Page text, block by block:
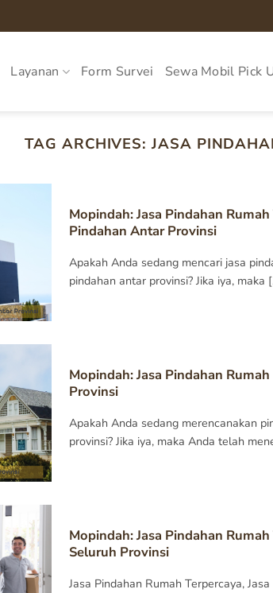
Layanan Form Survei Sewa Mobil Pick
TAG ARCHIVES:JASA
Mopindah: Jasa Pindahan
Pindahan Antar Provinsi
Apakah Anda sedang mencari jasa
pindahan antar provinsi? Jika iya, maka
Mopindah: Jasa Pindahan
Provinsi
Apakah Anda sedang merencanakan
provinsi? Jika iya, maka Anda telah
Mopindah: Jasa Pindahan
Seluruh Provinsi
Jasa Pindahan Rumah Terpercaya,